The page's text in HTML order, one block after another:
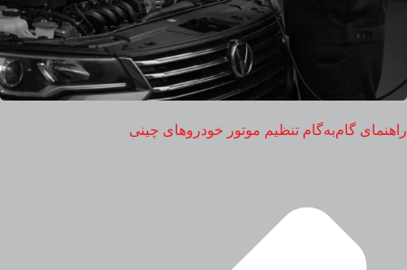
راهنمای گام‌به‌گام تنظیم موتور خودروهای چینی